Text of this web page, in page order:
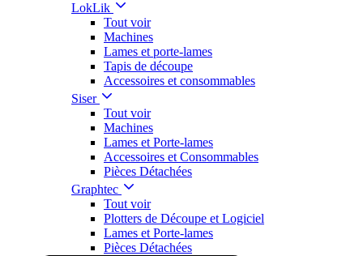
LokLik
Tout voir
Machines
Lames et porte-lames
Tapis de découpe
Accessoires et consommables
Siser
Tout voir
Machines
Lames et Porte-lames
Accessoires et Consommables
Pièces Détachées
Graphtec
Tout voir
Plotters de Découpe et Logiciel
Lames et Porte-lames
Pièces Détachées